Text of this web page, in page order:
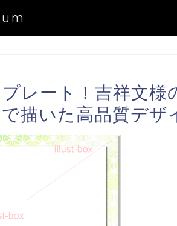
レート！吉祥文様
描いた高品質デザ